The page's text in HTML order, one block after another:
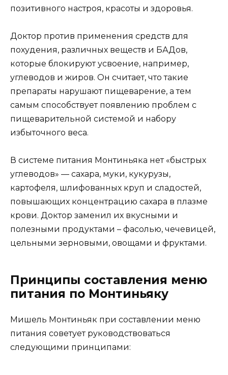
позитивного настроя, красоты и здоровья.
Доктор против применения средств для
похудения, различных веществ и БАДов,
которые блокируют усвоение, например,
углеводов и жиров. Он считает, что такие
препараты нарушают пищеварение, а тем
самым способствует появлению проблем с
пищеварительной системой и набору
избыточного веса.
В системе питания Монтиньяка нет «быстрых
углеводов» — сахара, муки, кукурузы,
картофеля, шлифованных круп и сладостей,
повышающих концентрацию сахара в плазме
крови. Доктор заменил их вкусными и
полезными продуктами – фасолью, чечевицей,
цельными зерновыми, овощами и фруктами.
Принципы составления меню
питания по Монтиньяку
Мишель Монтиньяк при составлении меню
питания советует руководствоваться
следующими принципами: